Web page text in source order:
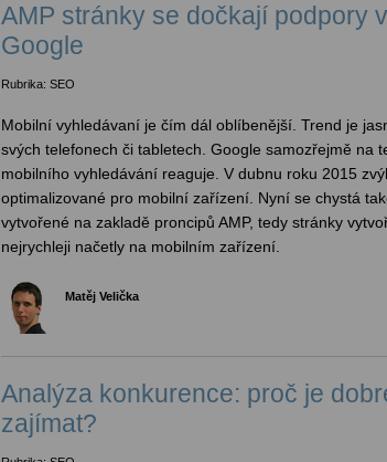
AMP stránky se dočkají podpory
Google
Rubrika: SEO
Mobilní vyhledávaní je čím dál oblíbenější. Trend je
svých telefonech či tabletech. Google samozřejmě na
mobilního vyhledávání reaguje. V dubnu roku 2015
optimalizované pro mobilní zařízení. Nyní se chystá
vytvořené na zakladě proncipů AMP, tedy stránky
nejrychleji načetly na mobilním zařízení.
Matěj Velička
Analýza konkurence: proč je
zajímat?